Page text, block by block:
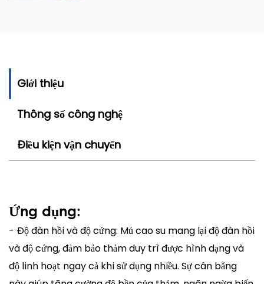
Giới thiệu
Thông số công nghệ
Điều kiện vận chuyển
Ứng dụng:
- Độ đàn hồi và độ cứng: Mủ cao su mang lại độ đàn hồi
và độ cứng, đảm bảo thảm duy trì được hình dạng và
độ linh hoạt ngay cả khi sử dụng nhiều. Sự cân bằng